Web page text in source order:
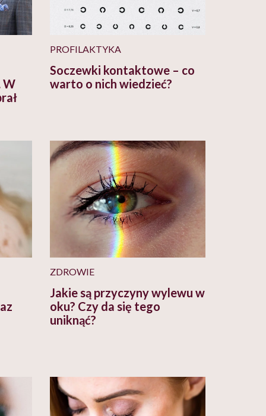
W
PROFILAKTYKA
Soczewki kontaktowe – co
warto o nich wiedzieć?
ZDROWIE
Jakie są przyczyny wylewu w
oku? Czy da się tego
uniknąć?